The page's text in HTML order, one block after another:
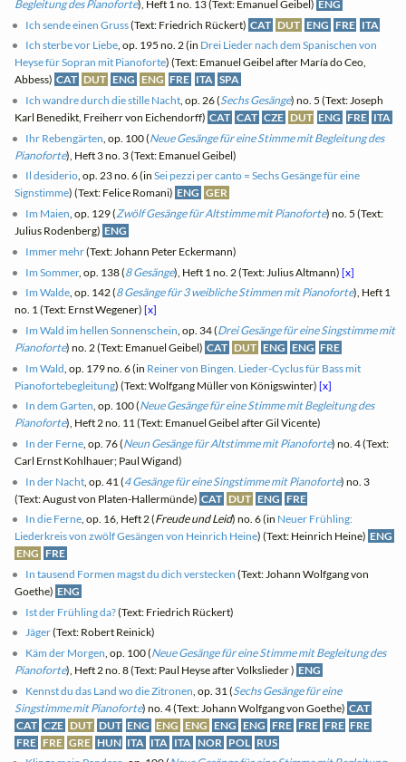
Begleitung des Pianoforte), Heft 1 no. 13 (Text: Emanuel Geibel) ENG
Ich sende einen Gruss(Text: Friedrich Rückert) CAT DUT ENG FRE ITA
Ich sterbe vor Liebe, op. 195 no. 2 (in Drei Lieder nach dem Spanischen von
Heyse für Sopran mit Pianoforte) (Text: Emanuel Geibel after María do Ceo,
Abbess) CAT DUT ENG ENG FRE ITA SPA
Ich wandre durch die stille Nacht, op. 26 (Sechs Gesänge) no. 5 (Text: Joseph
Karl Benedikt, Freiherr von Eichendorff) CAT CAT CZE DUT ENG FRE ITA
Ihr Rebengärten , op. 100 (Neue Gesänge für eine Stimme mit Begleitung des
Pianoforte), Heft 3 no. 3 (Text: Emanuel Geibel)
Il desiderio, op. 23 no. 6 (inSei pezzi per canto = Sechs Gesänge für eine
Signstimme) (Text: Felice Romani) ENG GER
Im Maien, op. 129 (Zwölf Gesänge für Altstimme mit Pianoforte) no. 5 (Text:
Julius Rodenberg) ENG
Immer mehr(Text: Johann Peter Eckermann)
Im Sommer, op. 138 (8 Gesänge), Heft 1 no. 2 (Text: Julius Altmann)[x]
Im Walde, op. 142 (8 Gesänge für 3 weibliche Stimmen mit Pianoforte), Heft 1
no. 1 (Text: Ernst Wegener)[x]
Im Wald im hellen Sonnenschein , op. 34 (Drei Gesänge für eine Singstimme mit
Pianoforte) no. 2 (Text: Emanuel Geibel) CAT DUT ENG ENG FRE
Im Wald , op. 179 no. 6 (in Reiner von Bingen. Lieder-Cyclus für Bass mit
Pianofortebegleitung) (Text: Wolfgang Müller von Königswinter)[x]
In dem Garten, op. 100 (Neue Gesänge für eine Stimme mit Begleitung des
Pianoforte), Heft 2 no. 11 (Text: Emanuel Geibel after Gil Vicente)
In der Ferne , op. 76 (Neun Gesänge für Altstimme mit Pianoforte) no. 4 (Text:
Carl Ernst Kohlhauer; Paul Wigand)
In der Nacht , op. 41 (4 Gesänge für eine Singstimme mit Pianoforte) no. 3
(Text: August von Platen-Hallermünde) CAT DUT ENG FRE
In die Ferne, op. 16, Heft 2 (Freude und Leid) no. 6 (in Neuer Frühling:
Liederkreis von zwölf Gesängen von Heinrich Heine) (Text: Heinrich Heine) ENG
ENG FRE
In tausend Formen magst du dich verstecken (Text: Johann Wolfgang von
Goethe) ENG
Ist der Frühling da?(Text: Friedrich Rückert)
Jäger(Text: Robert Reinick)
Käm der Morgen , op. 100 (Neue Gesänge für eine Stimme mit Begleitung des
Pianoforte), Heft 2 no. 8 (Text: Paul Heyse after Volkslieder ) ENG
Kennst du das Land wo die Zitronen , op. 31 (Sechs Gesänge für eine
Singstimme mit Pianoforte) no. 4 (Text: Johann Wolfgang von Goethe) CAT
CAT CZE DUT DUT ENG ENG ENG ENG ENG FRE FRE FRE FRE
FRE FRE GRE HUN ITA ITA ITA NOR POL RUS